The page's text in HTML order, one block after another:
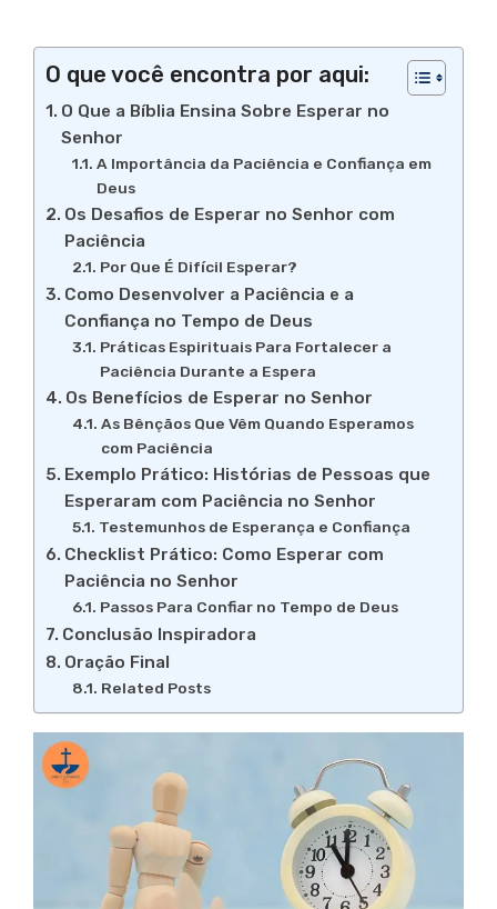
O que você encontra por aqui:
O Que a Bíblia Ensina Sobre Esperar no
Senhor
A Importância da Paciência e Confiança em
Deus
Os Desafios de Esperar no Senhor com
Paciência
Por Que É Difícil Esperar?
Como Desenvolver a Paciência e a
Confiança no Tempo de Deus
Práticas Espirituais Para Fortalecer a
Paciência Durante a Espera
Os Benefícios de Esperar no Senhor
As Bênçãos Que Vêm Quando Esperamos
com Paciência
Exemplo Prático: Histórias de Pessoas que
Esperaram com Paciência no Senhor
Testemunhos de Esperança e Confiança
Checklist Prático: Como Esperar com
Paciência no Senhor
Passos Para Confiar no Tempo de Deus
Conclusão Inspiradora
Oração Final
Related Posts